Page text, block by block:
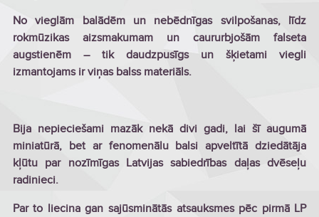
No vieglām balādēm un nebēdnīgas svilpošanas, līdz
rokmūzikas aizsmakumam un caururbjošām falseta
augstienēm – tik daudzpusīgs un šķietami viegli
izmantojams ir viņas balss materiāls.
Bija nepieciešami mazāk nekā divi gadi, lai šī augumā
miniatūrā, bet ar fenomenālu balsi apveltītā dziedātāja
kļūtu par nozīmīgas Latvijas sabiedrības daļas dvēseļu
radinieci.
Par to liecina gan sajūsminātās atsauksmes pēc pirmā LP